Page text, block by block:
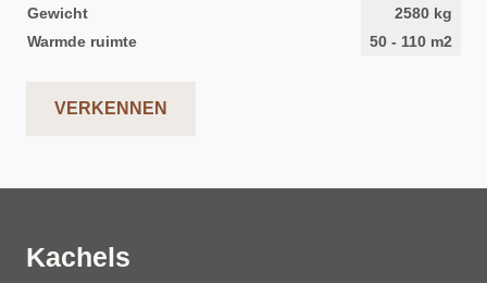
Gewicht
2580 kg
Warmde ruimte
50 - 110 m2
VERKENNEN
Kachels